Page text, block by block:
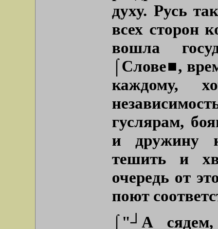
духу. Русь
всех сторон
вошла
⌠Слове■,
каждому,
гуслярам,
и дружину
тешить и
очередь от
поют
⌠"┘А